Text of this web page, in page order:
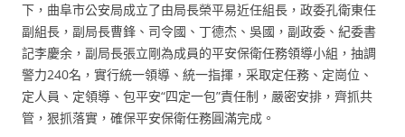
下，曲阜市公安局成立了由局長榮平易近任組長，政委孔衛東任
副組長，副局長曹鋒、司令國、丁德杰、吳國，副政委、紀委書
記李慶余，副局長張立剛為成員的平安保衛任務領導小組，抽調
警力240名，實行統一領導、統一指揮，采取定任務、定崗位、
定人員、定領導、包平安“四定一包”責任制，嚴密安排，齊抓共
管，狠抓落實，確保平安保衛任務圓滿完成。